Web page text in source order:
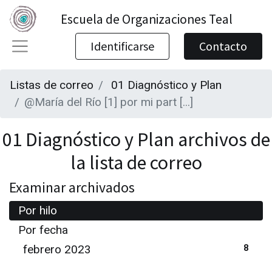
Escuela de Organizaciones Teal
Identificarse Contacto
Listas de correo
01 Diagnóstico y Plan
@María del Río [1] por mi part [...]
01 Diagnóstico y Plan archivos de
la lista de correo
Examinar archivados
Por hilo
Por fecha
febrero 2023
8